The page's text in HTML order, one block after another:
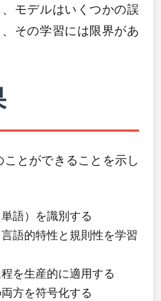
モデルはいくつかの誤
その学習には限界があ
とができることを示し
語）を識別する
語的特性と規則性を学習
を生産的に適用する
方を符号化する